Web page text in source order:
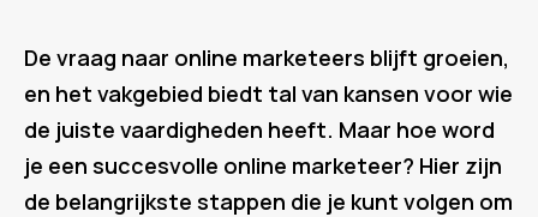
De vraag naar online marketeers blijft groeien,
en het vakgebied biedt tal van kansen voor wie
de juiste vaardigheden heeft. Maar hoe word
je een succesvolle online marketeer? Hier zijn
de belangrijkste stappen die je kunt volgen om